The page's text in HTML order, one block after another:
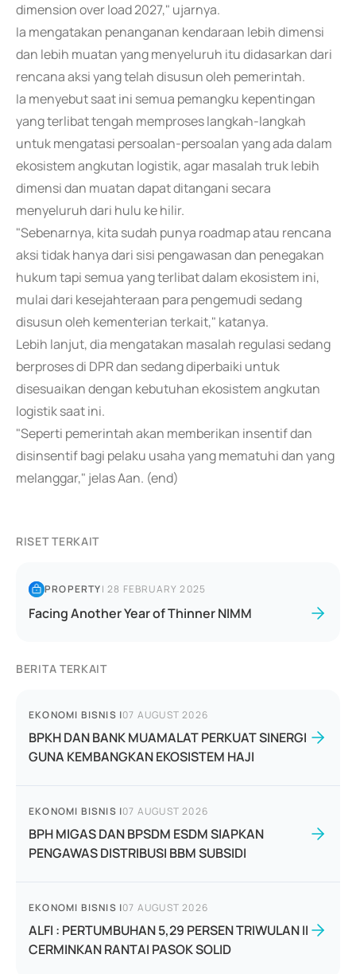
dimension over load 2027," ujarnya.
Ia mengatakan penanganan kendaraan lebih dimensi
dan lebih muatan yang menyeluruh itu didasarkan dari
rencana aksi yang telah disusun oleh pemerintah.
Ia menyebut saat ini semua pemangku kepentingan
yang terlibat tengah memproses langkah-langkah
untuk mengatasi persoalan-persoalan yang ada dalam
ekosistem angkutan logistik, agar masalah truk lebih
dimensi dan muatan dapat ditangani secara
menyeluruh dari hulu ke hilir.
"Sebenarnya, kita sudah punya roadmap atau rencana
aksi tidak hanya dari sisi pengawasan dan penegakan
hukum tapi semua yang terlibat dalam ekosistem ini,
mulai dari kesejahteraan para pengemudi sedang
disusun oleh kementerian terkait," katanya.
Lebih lanjut, dia mengatakan masalah regulasi sedang
berproses di DPR dan sedang diperbaiki untuk
disesuaikan dengan kebutuhan ekosistem angkutan
logistik saat ini.
"Seperti pemerintah akan memberikan insentif dan
disinsentif bagi pelaku usaha yang mematuhi dan yang
melanggar," jelas Aan. (end)
RISET TERKAIT
PROPERTY|28 FEBRUARY 2025
Facing Another Year of Thinner NIMM
BERITA TERKAIT
EKONOMI BISNIS |07 AUGUST 2026
BPKH DAN BANK MUAMALAT PERKUAT SINERGI
GUNA KEMBANGKAN EKOSISTEM HAJI
EKONOMI BISNIS |07 AUGUST 2026
BPH MIGAS DAN BPSDM ESDM SIAPKAN
PENGAWAS DISTRIBUSI BBM SUBSIDI
EKONOMI BISNIS |07 AUGUST 2026
ALFI : PERTUMBUHAN 5,29 PERSEN TRIWULAN II
CERMINKAN RANTAI PASOK SOLID